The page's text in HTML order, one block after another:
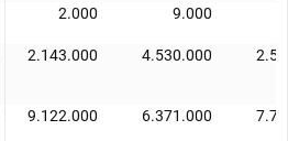
2.000 9.000
2.143.000 4.530.000
9.122.000 6.371.000